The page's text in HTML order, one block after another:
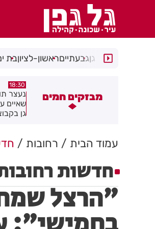
רמת גןגבעתייםראשון-לציוןבת
מבזקים חמים
תושב מודיעין עילית בחשד
על מפקד תחנת בני ברק–רמת
17:49
מקהלה
עמוד הבית רחובות
חדשות
"הרצל